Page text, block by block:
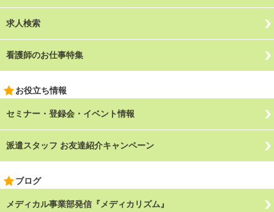
求人検索
看護師のお仕事特集
お役立ち情報
セミナー・登録会・イベント情報
派遣スタッフ お友達紹介キャンペーン
ブログ
メディカル事業部発信『メディカリズム』